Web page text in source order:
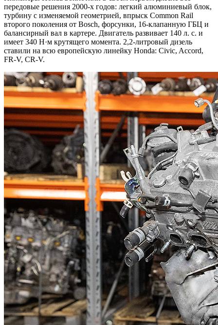
передовые решения 2000-х годов: легкий алюминиевый блок,
турбину с изменяемой геометрией, впрыск Common Rail
второго поколения от Bosch, форсунки, 16-клапанную ГБЦ и
балансирный вал в картере. Двигатель развивает 140 л. с. и
имеет 340 Н·м крутящего момента. 2,2-литровый дизель
ставили на всю европейскую линейку Honda: Civic, Accord,
FR-V, CR-V.